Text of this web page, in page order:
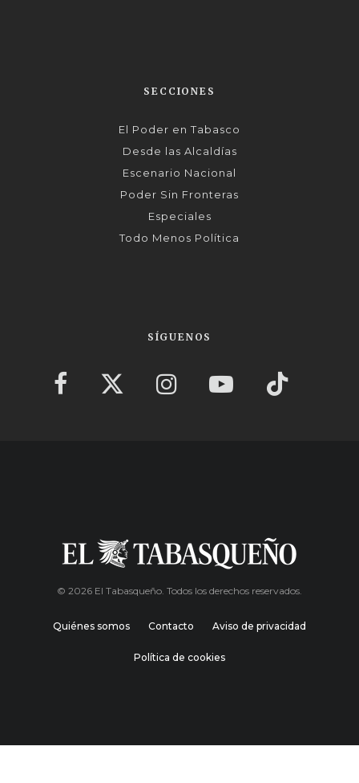
SECCIONES
El Poder en Tabasco
Desde las Alcaldías
Escenario Nacional
Poder Sin Fronteras
Especiales
Todo Menos Política
SÍGUENOS
© 2026 El Tabasqueño. Todos los derechos reservados.
Quiénes somos Contacto Aviso de privacidad
Política de cookies